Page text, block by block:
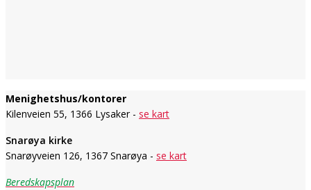
Menighetshus/kontorer
Kilenveien 55, 1366 Lysaker - se kart
Snarøya kirke
Snarøyveien 126, 1367 Snarøya - se kart
Beredskapsplan